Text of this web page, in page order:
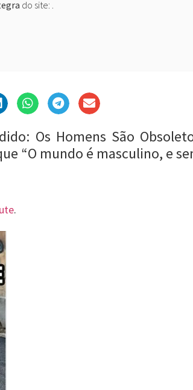
do site: .
Os Homens São
“O mundo é masculino, e
.